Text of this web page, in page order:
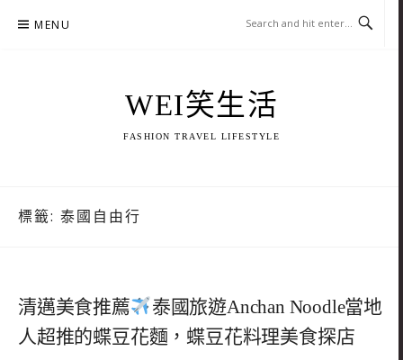
MENU
WEI笑生活
FASHION TRAVEL LIFESTYLE
標籤: 泰國自由行
清邁美食推薦
泰國旅遊Anchan Noodle當地
人超推的蝶豆花麵，蝶豆花料理美食探店